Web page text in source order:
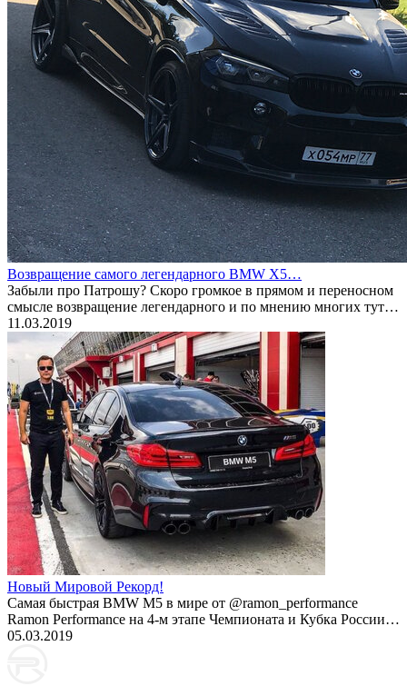
Возвращение самого легендарного BMW X5…
Забыли про Патрошу? Скоро громкое в прямом и переносном
смысле возвращение легендарного и по мнению многих тут…
11.03.2019
Новый Мировой Рекорд!
Cамая быстрая BMW M5 в мире от @ramon_performance
Ramon Performance на 4-м этапе Чемпионата и Кубка России…
05.03.2019